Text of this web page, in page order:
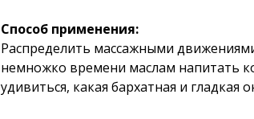
Способ применения:
Распределить массажными
немножко времени маслам напитать
удивиться, какая бархатная и гладкая